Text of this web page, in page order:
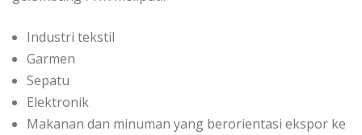
Industri tekstil
Garmen
Sepatu
Elektronik
Makanan dan minuman yang berorientasi ekspor ke